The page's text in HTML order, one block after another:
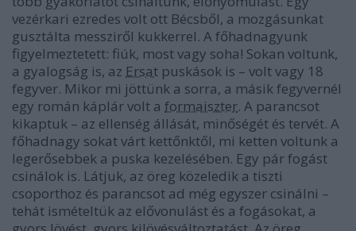
vezérkari ezredes volt ott Bécsből, a mozgásunkat
gusztálta messziről kukkerrel. A főhadnagyunk
figyelmeztetett: fiúk, most vagy soha! Sokan voltunk,
a gyalogság is, az Ersat puskások is – volt vagy 18
fegyver. Mikor mi jöttünk a sorra, a másik fegyvernél
egy román káplár volt a formaiszter. A parancsot
kikaptuk – az ellenség állását, minőségét és tervét. A
főhadnagy sokat várt kettőnktől, mi ketten voltunk a
legerősebbek a puska kezelésében. Egy pár fogást
csinálok is. Látjuk, az öreg közeledik a tiszti
csoporthoz és parancsot ad még egyszer csinálni –
tehát ismételtük az elővonulást és a fogásokat, a